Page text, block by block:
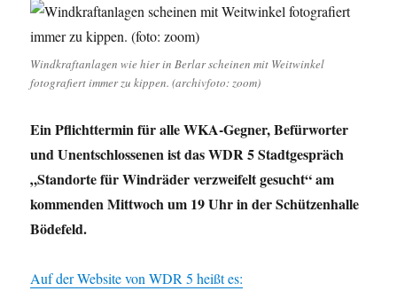
Windkraftanlagen wie hier in Berlar scheinen mit Weitwinkel
fotografiert immer zu kippen. (archivfoto: zoom)
Ein Pflichttermin für alle WKA-Gegner, Befürworter
und Unentschlossenen ist das WDR 5 Stadtgespräch
„Standorte für Windräder verzweifelt gesucht“ am
kommenden Mittwoch um 19 Uhr in der Schützenhalle
Bödefeld.
Auf der Website von WDR 5 heißt es: